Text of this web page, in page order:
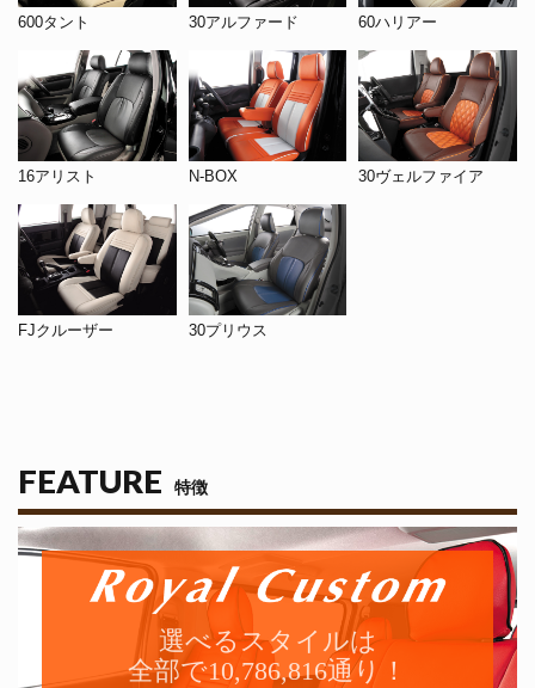
600タント 30アルファード 60ハリアー
16アリスト N-BOX 30ヴェルファイア
FJクルーザー 30プリウス
FEATURE 特徴
選べるスタイルは
全部で10,786,816通り！